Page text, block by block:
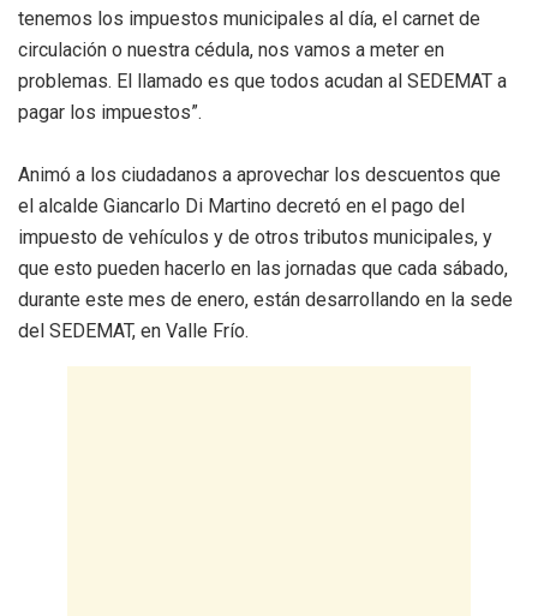
tenemos los impuestos municipales al día, el carnet de
circulación o nuestra cédula, nos vamos a meter en
problemas. El llamado es que todos acudan al SEDEMAT a
pagar los impuestos”.
Animó a los ciudadanos a aprovechar los descuentos que
el alcalde Giancarlo Di Martino decretó en el pago del
impuesto de vehículos y de otros tributos municipales, y
que esto pueden hacerlo en las jornadas que cada sábado,
durante este mes de enero, están desarrollando en la sede
del SEDEMAT, en Valle Frío.